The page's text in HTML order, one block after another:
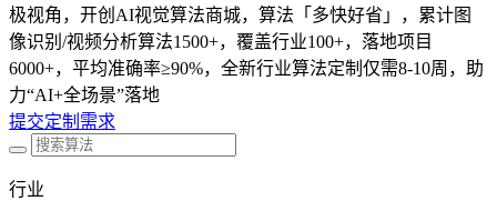
极视角，开创AI视觉算法商城，算法「多快好省」，累计图
像识别/视频分析算法1500+，覆盖行业100+，落地项目
6000+，平均准确率≥90%，全新行业算法定制仅需8-10周，助
力“AI+全场景”落地
提交定制需求
行业